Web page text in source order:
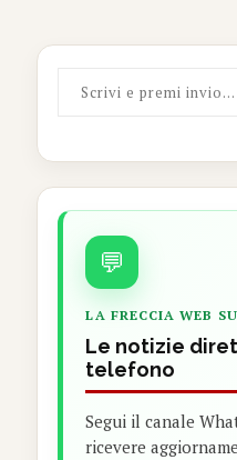
💬
LA FRECCIA WEB
Le notizie
telefono
Segui il canale
ricevere